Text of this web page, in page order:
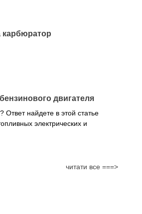
карбюратор
двигателя
найдете в этой статье
электрических и
читати все ===>